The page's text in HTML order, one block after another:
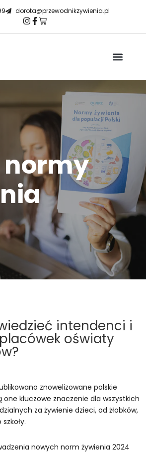
dorota@przewodnikzywienia.pl
normy
intendenci i
oświaty
znowelizowane polskie
one kluczowe znaczenie dla wszystkich
za żywienie dzieci, od żłobków,
nowych norm żywienia 2024